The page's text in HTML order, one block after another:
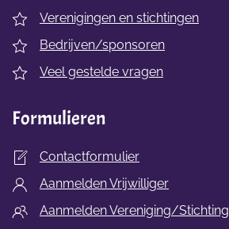
Verenigingen en stichtingen
Bedrijven/sponsoren
Veel gestelde vragen
Formulieren
Contactformulier
Aanmelden Vrijwilliger
Aanmelden Vereniging/Stichting